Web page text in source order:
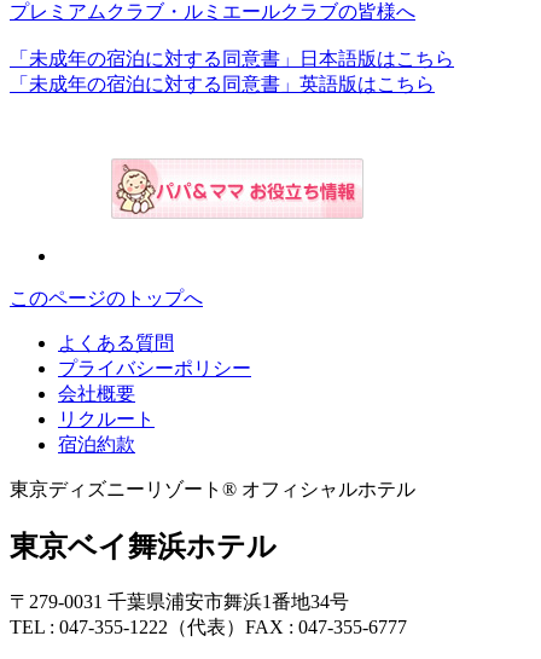
プレミアムクラブ・ルミエールクラブの皆様へ
「未成年の宿泊に対する同意書」日本語版はこちら
「未成年の宿泊に対する同意書」英語版はこちら
このページのトップへ
よくある質問
プライバシーポリシー
会社概要
リクルート
宿泊約款
東京ディズニーリゾート® オフィシャルホテル
東京ベイ舞浜ホテル
〒279-0031 千葉県浦安市舞浜1番地34号
TEL : 047-355-1222（代表） FAX : 047-355-6777